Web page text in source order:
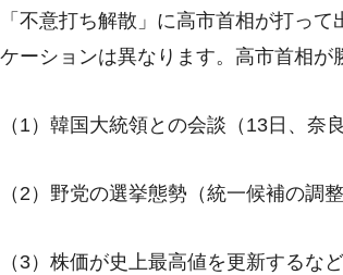
「不意打ち解散」に高市首相が打っ
ケーションは異なります。高市首相が
（1）韓国大統領との会談（13日、奈
（2）野党の選挙態勢（統一候補の調
（3）株価が史上最高値を更新するな